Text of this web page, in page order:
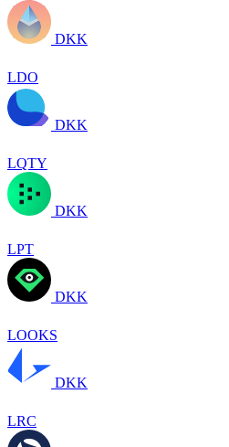
DKK
LDO
DKK
LQTY
DKK
LPT
DKK
LOOKS
DKK
LRC